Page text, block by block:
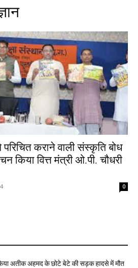
परिचित कराने वाली संस्कृति बोध
किया वित्त मंत्री ओ.पी. चौधरी
0
अतीक अहमद के छोटे बेटे की सड़क हादसे में मौत